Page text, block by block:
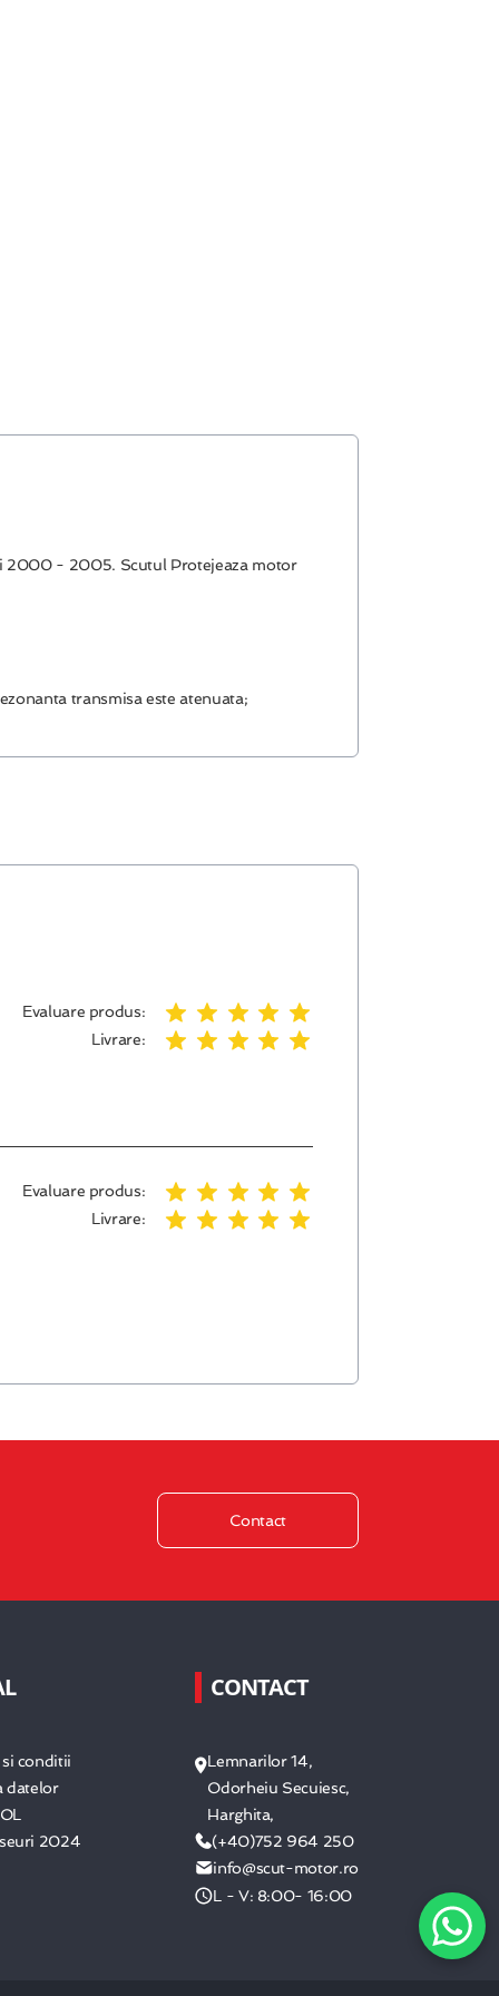
2000 - 2005. Scutul Protejeaza motor
transmisa este atenuata;
Evaluare produs:
Livrare:
Evaluare produs:
Livrare:
Contact
conditii
datelor
2024
CONTACT
Lemnarilor 14,
Odorheiu Secuiesc,
Harghita,
(+40)752 964 250
info@scut-motor.ro
L - V: 8:00- 16:00